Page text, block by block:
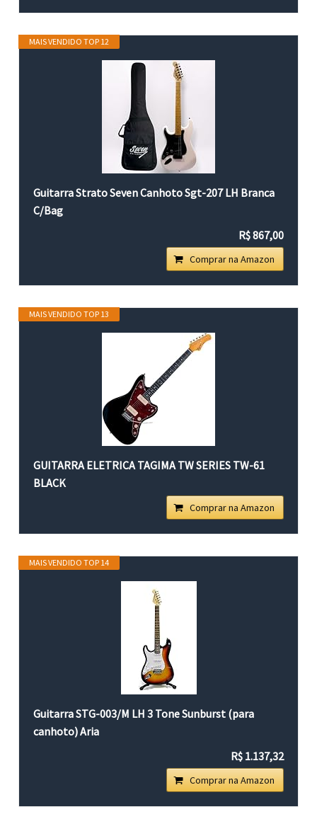
MAIS VENDIDO TOP 12
Guitarra Strato Seven Canhoto Sgt-207 LH Branca
C/Bag
R$ 867,00
Comprar na Amazon
MAIS VENDIDO TOP 13
GUITARRA ELETRICA TAGIMA TW SERIES TW-61
BLACK
Comprar na Amazon
MAIS VENDIDO TOP 14
Guitarra STG-003/M LH 3 Tone Sunburst (para
canhoto) Aria
R$ 1.137,32
Comprar na Amazon